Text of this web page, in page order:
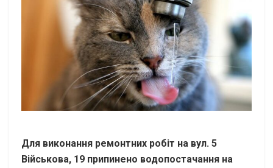
Для виконання ремонтних робіт на вул. 5
Військова, 19 припинено водопостачання на